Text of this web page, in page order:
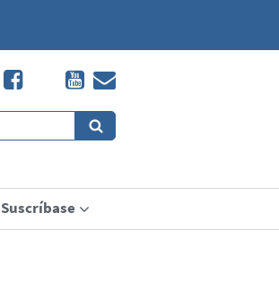
Suscríbase